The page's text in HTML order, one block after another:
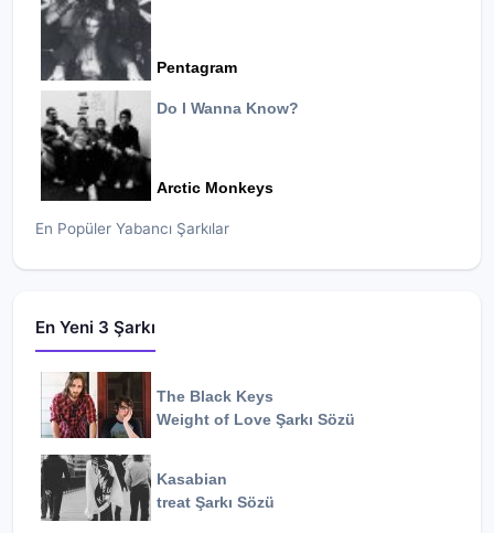
Pentagram
Do I Wanna Know?
Arctic Monkeys
En Popüler Yabancı Şarkılar
En Yeni 3 Şarkı
The Black Keys
Weight of Love Şarkı Sözü
Kasabian
treat Şarkı Sözü